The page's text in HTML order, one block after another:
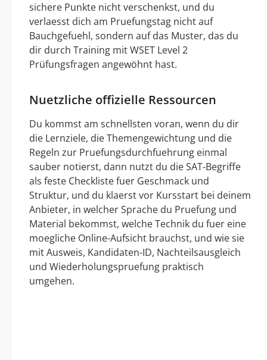
sichere Punkte nicht verschenkst, und du
verlaesst dich am Pruefungstag nicht auf
Bauchgefuehl, sondern auf das Muster, das du
dir durch Training mit WSET Level 2
Prüfungsfragen angewöhnt hast.
Nuetzliche offizielle Ressourcen
Du kommst am schnellsten voran, wenn du dir
die Lernziele, die Themengewichtung und die
Regeln zur Pruefungsdurchfuehrung einmal
sauber notierst, dann nutzt du die SAT-Begriffe
als feste Checkliste fuer Geschmack und
Struktur, und du klaerst vor Kursstart bei deinem
Anbieter, in welcher Sprache du Pruefung und
Material bekommst, welche Technik du fuer eine
moegliche Online-Aufsicht brauchst, und wie sie
mit Ausweis, Kandidaten-ID, Nachteilsausgleich
und Wiederholungspruefung praktisch
umgehen.